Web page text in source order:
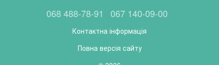
068 488-78-91 067 140-09-00
Контактна інформація
Повна версія сайту